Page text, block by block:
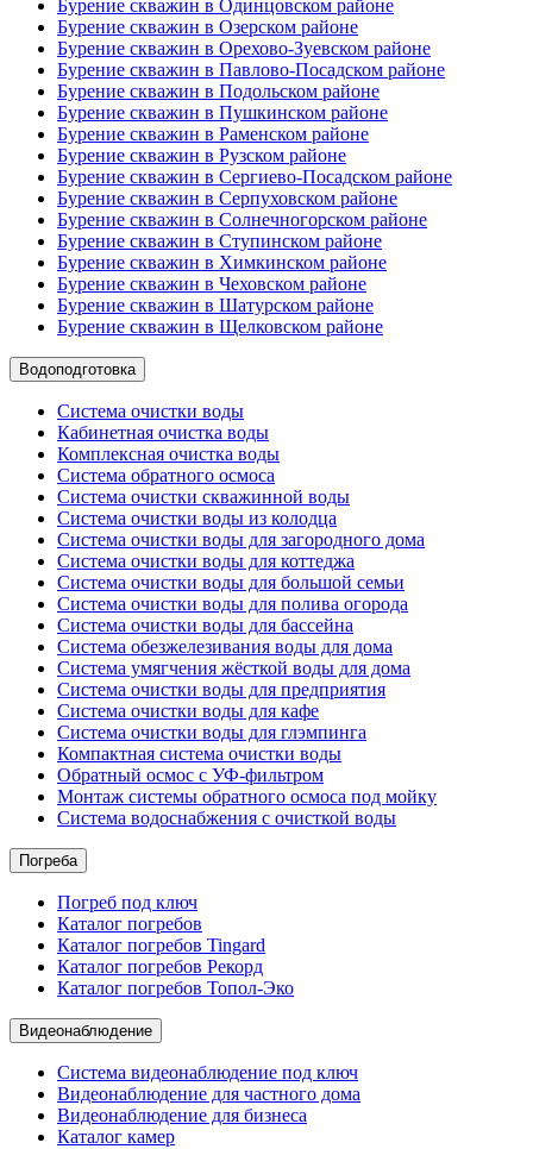
Бурение скважин в Одинцовском районе
Бурение скважин в Озерском районе
Бурение скважин в Орехово-Зуевском районе
Бурение скважин в Павлово-Посадском районе
Бурение скважин в Подольском районе
Бурение скважин в Пушкинском районе
Бурение скважин в Раменском районе
Бурение скважин в Рузском районе
Бурение скважин в Сергиево-Посадском районе
Бурение скважин в Серпуховском районе
Бурение скважин в Солнечногорском районе
Бурение скважин в Ступинском районе
Бурение скважин в Химкинском районе
Бурение скважин в Чеховском районе
Бурение скважин в Шатурском районе
Бурение скважин в Щелковском районе
Водоподготовка
Система очистки воды
Кабинетная очистка воды
Комплексная очистка воды
Система обратного осмоса
Система очистки скважинной воды
Система очистки воды из колодца
Система очистки воды для загородного дома
Система очистки воды для коттеджа
Система очистки воды для большой семьи
Система очистки воды для полива огорода
Система очистки воды для бассейна
Система обезжелезивания воды для дома
Система умягчения жёсткой воды для дома
Система очистки воды для предприятия
Система очистки воды для кафе
Система очистки воды для глэмпинга
Компактная система очистки воды
Обратный осмос c УФ-фильтром
Монтаж системы обратного осмоса под мойку
Система водоснабжения с очисткой воды
Погреба
Погреб под ключ
Каталог погребов
Каталог погребов Tingard
Каталог погребов Рекорд
Каталог погребов Топол-Эко
Видеонаблюдение
Система видеонаблюдение под ключ
Видеонаблюдение для частного дома
Видеонаблюдение для бизнеса
Каталог камер